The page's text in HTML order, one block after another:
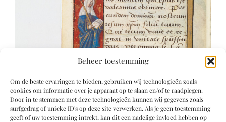
Beheer toestemming
Om de beste ervaringen te bieden, gebruiken wij technologieën zoals
cookies om informatie over je apparaat op te slaan en/of te raadplegen.
Door in te stemmen met deze technologieën kunnen wij gegevens zoals
surfgedrag of unieke ID's op deze site verwerken. Als je geen toestemming
geeft of uw toestemming intrekt, kan dit een nadelige invloed hebben op